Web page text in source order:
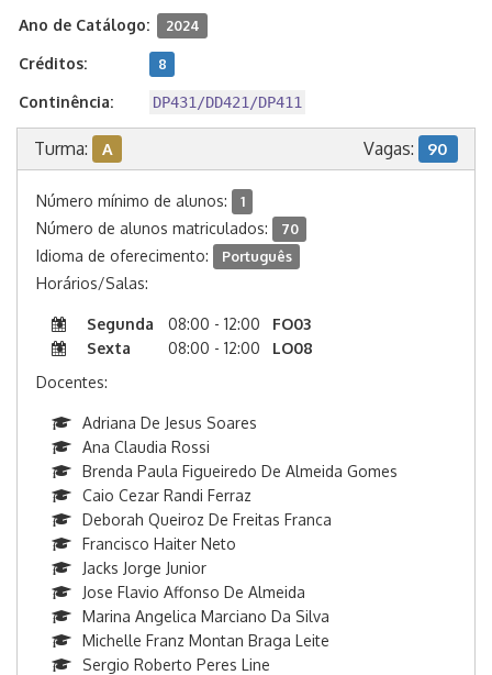
Ano de Catálogo: 2024
Créditos: 8
Continência: DP431/DD421/DP411
Turma: A Vagas: 90
Número mínimo de alunos: 1
Número de alunos matriculados: 70
Idioma de oferecimento: Português
Horários/Salas:
Segunda 08:00 - 12:00
FO03
Sexta
08:00 - 12:00
LO08
Docentes:
Adriana De Jesus Soares
Ana Claudia Rossi
Brenda Paula Figueiredo De Almeida Gomes
Caio Cezar Randi Ferraz
Deborah Queiroz De Freitas Franca
Francisco Haiter Neto
Jacks Jorge Junior
Jose Flavio Affonso De Almeida
Marina Angelica Marciano Da Silva
Michelle Franz Montan Braga Leite
Sergio Roberto Peres Line